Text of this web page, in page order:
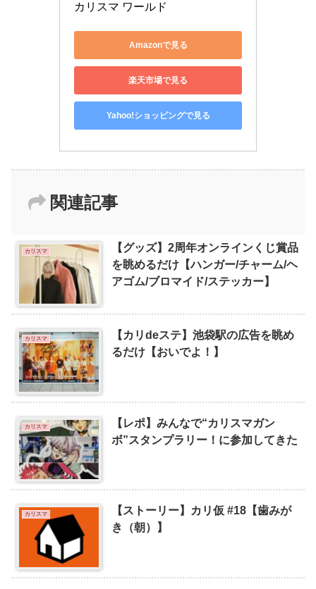
カリスマ ワールド
Amazonで見る
楽天市場で見る
Yahoo!ショッピングで見る
関連記事
カリスマ
【グッズ】2周年オンラインくじ賞品
を眺めるだけ【ハンガー/チャーム/ヘ
アゴム/ブロマイド/ステッカー】
カリスマ
【カリdeステ】池袋駅の広告を眺め
るだけ【おいでよ！】
カリスマ
【レポ】みんなで“カリスマガン
ボ”スタンプラリー！に参加してきた
カリスマ
【ストーリー】カリ仮 #18【歯みが
き（朝）】